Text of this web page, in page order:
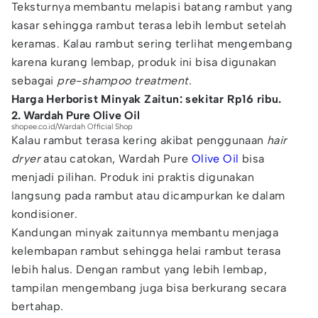
Teksturnya membantu melapisi batang rambut yang
kasar sehingga rambut terasa lebih lembut setelah
keramas. Kalau rambut sering terlihat mengembang
karena kurang lembap, produk ini bisa digunakan
sebagai pre-shampoo treatment.
Harga Herborist Minyak Zaitun: sekitar Rp16 ribu.
2. Wardah Pure Olive Oil
shopee.co.id/Wardah Official Shop
Kalau rambut terasa kering akibat penggunaan hair
dryeratau catokan, Wardah Pure Olive Oil bisa
menjadi pilihan. Produk ini praktis digunakan
langsung pada rambut atau dicampurkan ke dalam
kondisioner.
Kandungan minyak zaitunnya membantu menjaga
kelembapan rambut sehingga helai rambut terasa
lebih halus. Dengan rambut yang lebih lembap,
tampilan mengembang juga bisa berkurang secara
bertahap.